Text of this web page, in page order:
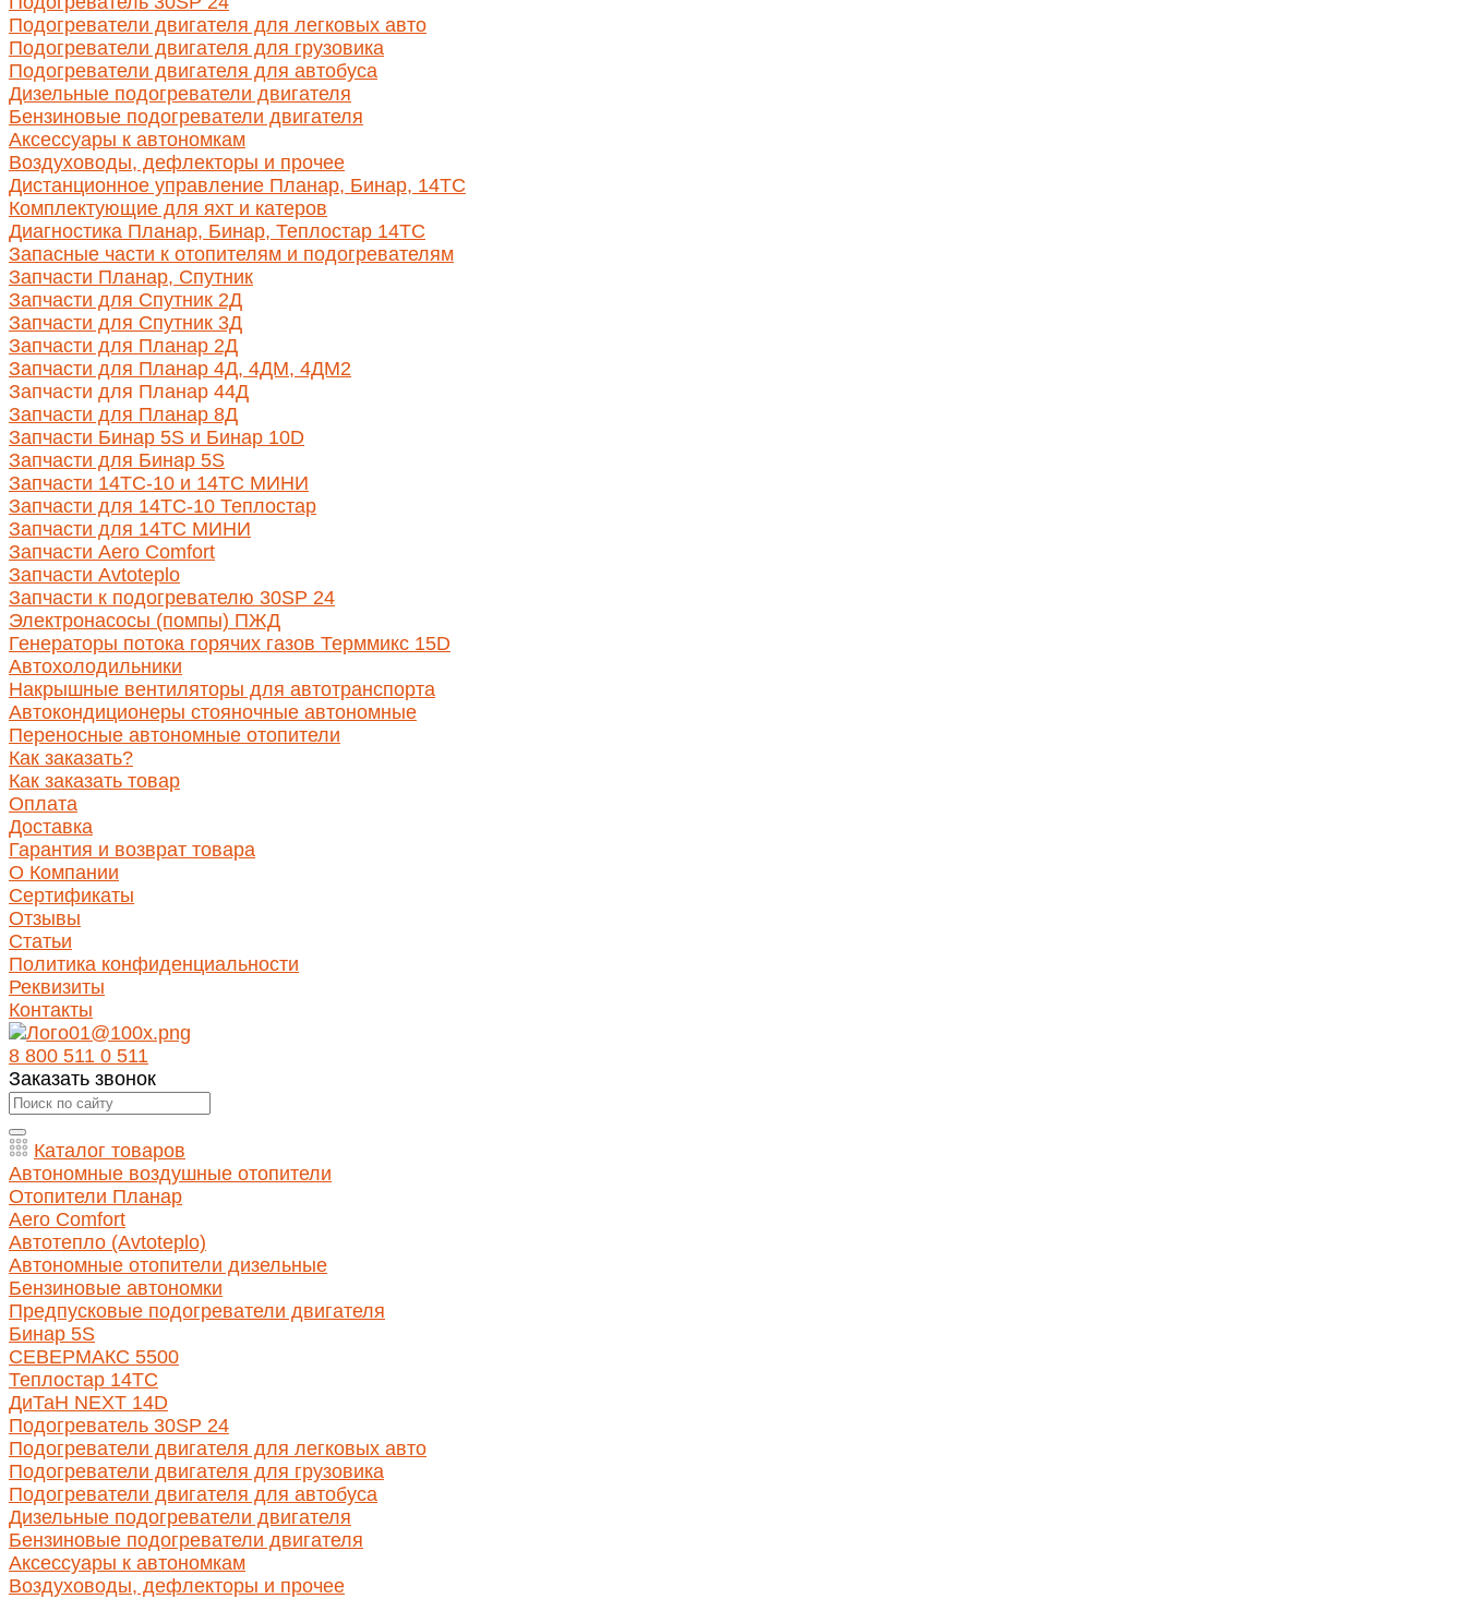
Подогреватели двигателя для легковых авто
Подогреватели двигателя для грузовика
Подогреватели двигателя для автобуса
Дизельные подогреватели двигателя
Бензиновые подогреватели двигателя
Аксессуары к автономкам
Воздуховоды, дефлекторы и прочее
Дистанционное управление Планар, Бинар, 14ТС
Комплектующие для яхт и катеров
Диагностика Планар, Бинар, Теплостар 14ТС
Запасные части к отопителям и подогревателям
Запчасти Планар, Спутник
Запчасти для Спутник 2Д
Запчасти для Спутник 3Д
Запчасти для Планар 2Д
Запчасти для Планар 4Д, 4ДМ, 4ДМ2
Запчасти для Планар 44Д
Запчасти для Планар 8Д
Запчасти Бинар 5S и Бинар 10D
Запчасти для Бинар 5S
Запчасти 14ТС-10 и 14ТС МИНИ
Запчасти для 14ТС-10 Теплостар
Запчасти для 14ТС МИНИ
Запчасти Aero Comfort
Запчасти Avtoteplo
Запчасти к подогревателю 30SP 24
Электронасосы (помпы) ПЖД
Генераторы потока горячих газов Терммикс 15D
Автохолодильники
Накрышные вентиляторы для автотранспорта
Автокондиционеры стояночные автономные
Переносные автономные отопители
Как заказать?
Как заказать товар
Оплата
Доставка
Гарантия и возврат товара
О Компании
Сертификаты
Отзывы
Статьи
Политика конфиденциальности
Реквизиты
Контакты
8 800 511 0 511
Заказать звонок
Каталог товаров
Автономные воздушные отопители
Отопители Планар
Aero Comfort
Автотепло (Avtoteplo)
Автономные отопители дизельные
Бензиновые автономки
Предпусковые подогреватели двигателя
Бинар 5S
СЕВЕРМАКС 5500
Теплостар 14ТС
ДиТаН NEXT 14D
Подогреватель 30SP 24
Подогреватели двигателя для легковых авто
Подогреватели двигателя для грузовика
Подогреватели двигателя для автобуса
Дизельные подогреватели двигателя
Бензиновые подогреватели двигателя
Аксессуары к автономкам
Воздуховоды, дефлекторы и прочее